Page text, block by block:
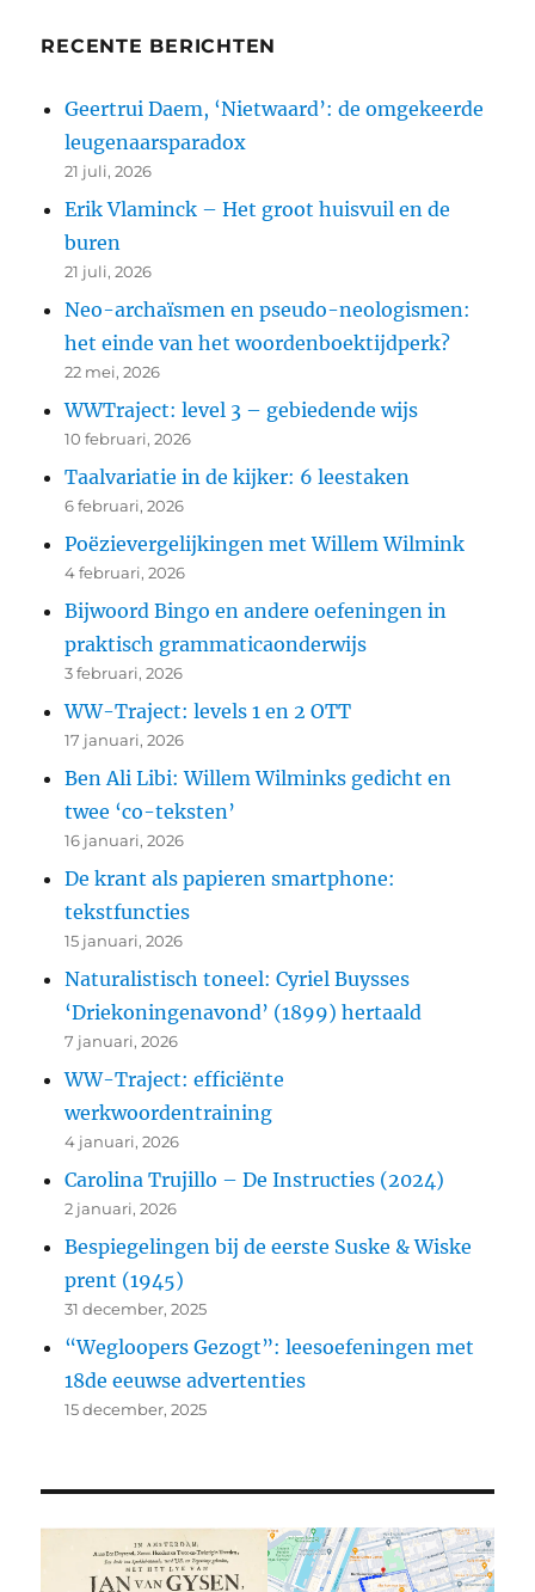
RECENTE BERICHTEN
Geertrui Daem, ‘Nietwaard’: de omgekeerde
leugenaarsparadox
21 juli, 2026
Erik Vlaminck – Het groot huisvuil en de
buren
21 juli, 2026
Neo-archaïsmen en pseudo-neologismen:
het einde van het woordenboektijdperk?
22 mei, 2026
WWTraject: level 3 – gebiedende wijs
10 februari, 2026
Taalvariatie in de kijker: 6 leestaken
6 februari, 2026
Poëzievergelijkingen met Willem Wilmink
4 februari, 2026
Bijwoord Bingo en andere oefeningen in
praktisch grammaticaonderwijs
3 februari, 2026
WW-Traject: levels 1 en 2 OTT
17 januari, 2026
Ben Ali Libi: Willem Wilminks gedicht en
twee ‘co-teksten’
16 januari, 2026
De krant als papieren smartphone:
tekstfuncties
15 januari, 2026
Naturalistisch toneel: Cyriel Buysses
‘Driekoningenavond’ (1899) hertaald
7 januari, 2026
WW-Traject: efficiënte
werkwoordentraining
4 januari, 2026
Carolina Trujillo – De Instructies (2024)
2 januari, 2026
Bespiegelingen bij de eerste Suske & Wiske
prent (1945)
31 december, 2025
“Wegloopers Gezogt”: leesoefeningen met
18de eeuwse advertenties
15 december, 2025